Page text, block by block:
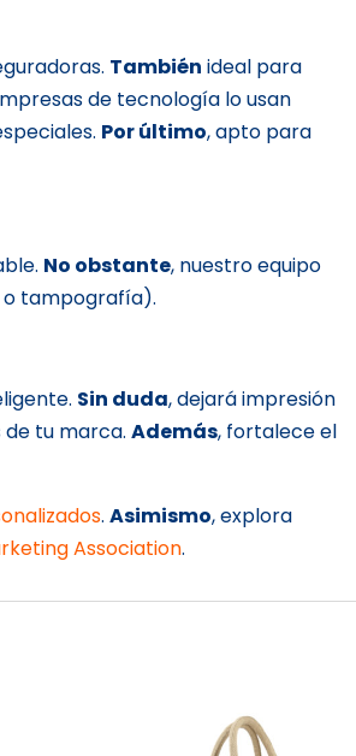
También ideal para
de tecnología lo usan
Por último, apto para
No obstante, nuestro equipo
o tampografía).
Sin duda, dejará impresión
de tu marca.Además, fortalece el
.Asimismo, explora
Association.